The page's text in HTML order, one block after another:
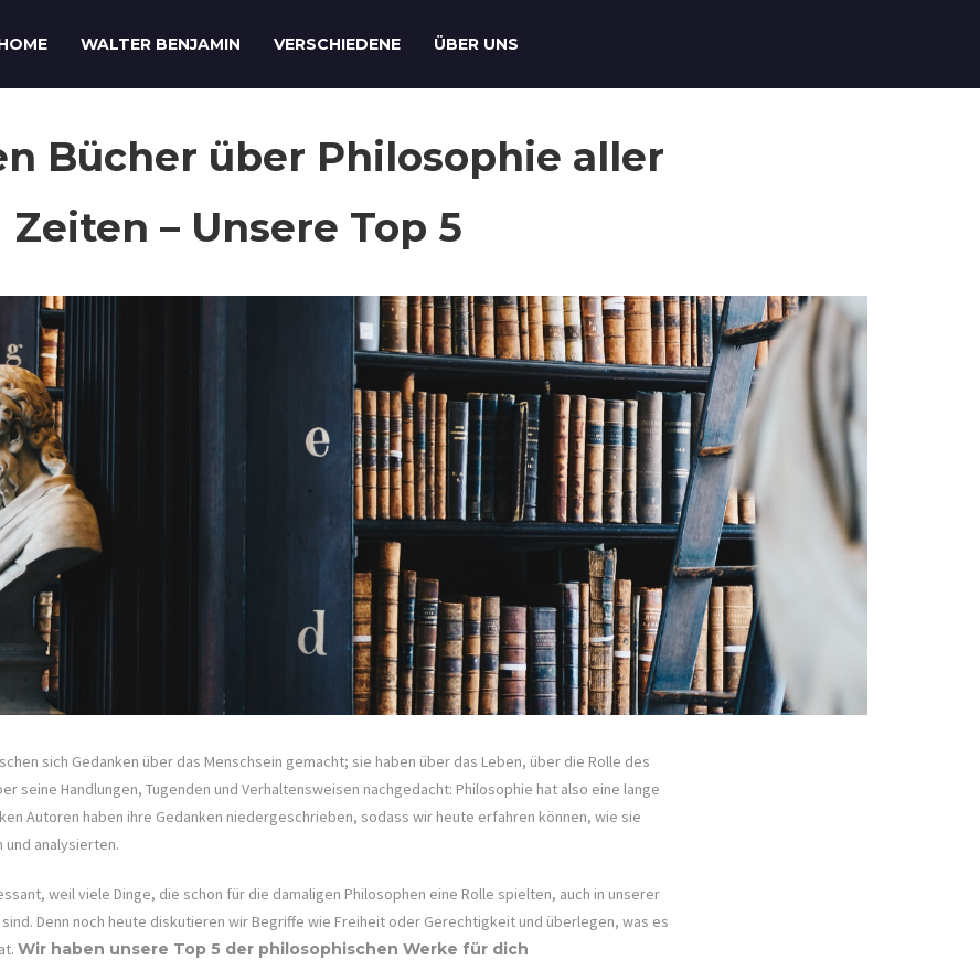
WALTER BENJAMIN VERSCHIEDENE ÜBER UNS
Bücher über Philosophie aller
Zeiten – Unsere Top 5
sich Gedanken über das Menschsein gemacht; sie haben über das Leben, über die Rolle des
seine Handlungen, Tugenden und Verhaltensweisen nachgedacht: Philosophie hat also eine lange
Autoren haben ihre Gedanken niedergeschrieben, sodass wir heute erfahren können, wie sie
analysierten.
weil viele Dinge, die schon für die damaligen Philosophen eine Rolle spielten, auch in unserer
Denn noch heute diskutieren wir Begriffe wie Freiheit oder Gerechtigkeit und überlegen, was es
Wir haben unsere Top 5 der philosophischen Werke für dich